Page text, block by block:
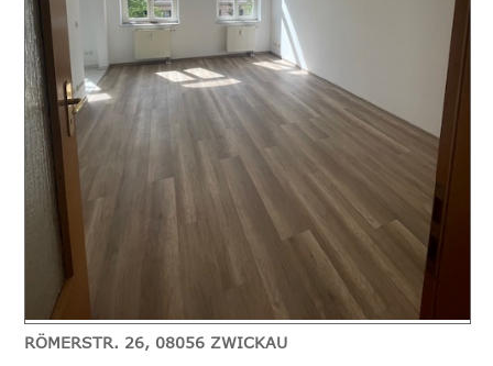
RÖMERSTR. 26, 08056 ZWICKAU